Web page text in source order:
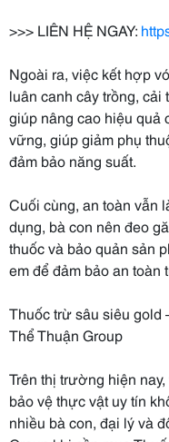
>>> LIÊN HỆ NGAY:
Ngoài ra, việc kết hợp
luân canh cây trồng,
giúp nâng cao hiệu quả
vững, giúp giảm phụ
đảm bảo năng suất.
Cuối cùng, an toàn vẫn
dụng, bà con nên đeo
thuốc và bảo quản sản
em để đảm bảo an toàn
Thuốc trừ sâu siêu gold
Thể Thuận Group
Trên thị trường hiện
bảo vệ thực vật uy tín
nhiều bà con, đại lý và